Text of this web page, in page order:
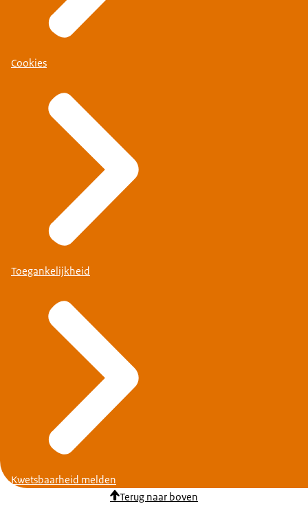
Cookies
Toegankelijkheid
Kwetsbaarheid melden
Terug naar boven